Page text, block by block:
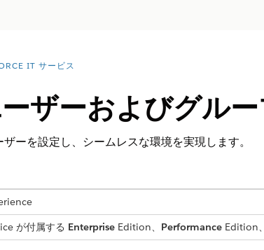
IT サービス
ザーおよびグル
ーを設定し、シームレスな環境を実現します。
が付属する EnterpriseEdition、 PerformanceEdition